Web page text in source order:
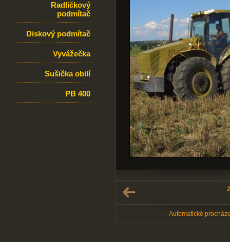
Radličkový
podmítač
Diskový podmítač
Vyvážečka
Sušička obilí
PB 400
Automatické